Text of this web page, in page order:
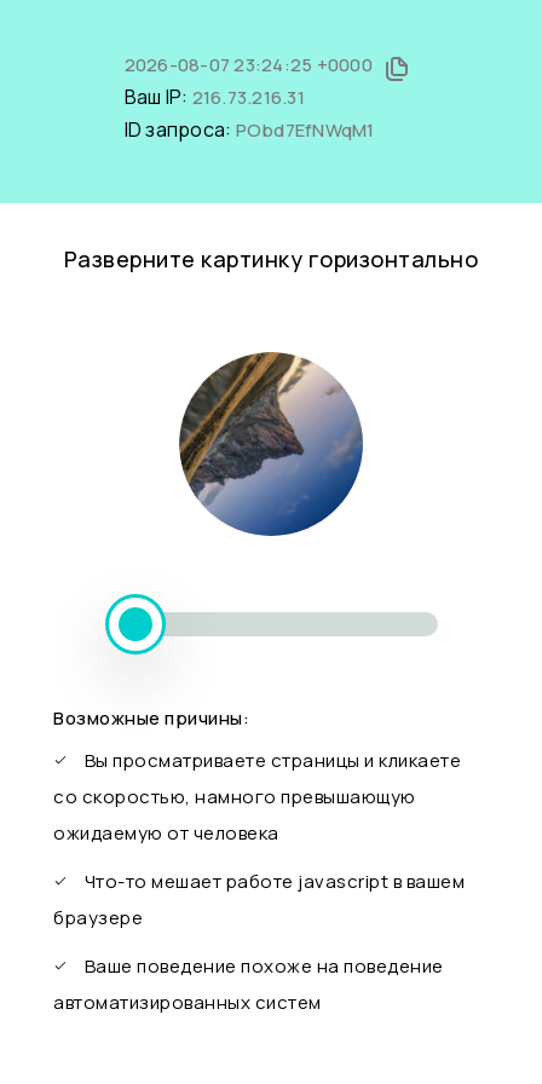
2026-08-07 23:24:25 +0000
Ваш IP: 216.73.216.31
ID запроса: PObd7EfNWqM1
Разверните картинку горизонтально
Возможные причины:
Вы просматриваете страницы и кликаете
со скоростью, намного превышающую
ожидаемую от человека
Что-то мешает работе javascript в вашем
браузере
Ваше поведение похоже на поведение
автоматизированных систем